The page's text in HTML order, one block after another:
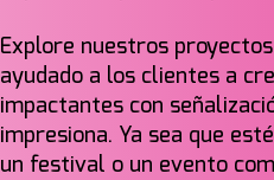
Explore nuestros
ayudado a los clientes a
impactantes con
impresiona. Ya sea que
un festival o un evento